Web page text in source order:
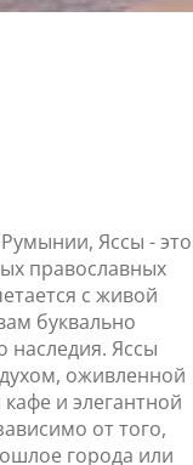
Яссы - это
православных
с живой
буквально
наследия. Яссы
оживленной
и элегантной
от того,
города или